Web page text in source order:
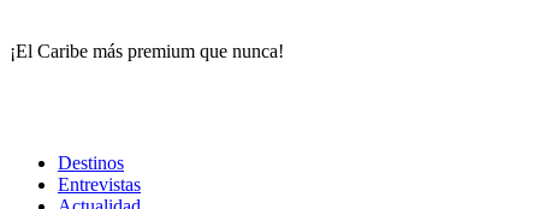
¡El Caribe más premium que nunca!
Destinos
Entrevistas